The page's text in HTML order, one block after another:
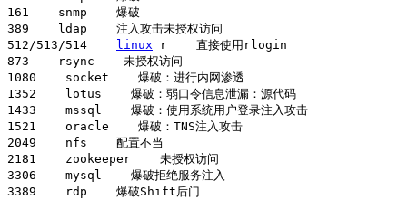
161    snmp    爆破
389    ldap    注入攻击未授权访问
512/513/514
linux r    直接使用rlogin
873    rsync    未授权访问
1080    socket    爆破：进行内网渗透
1352    lotus    爆破：弱口令信息泄漏：源代码
1433    mssql    爆破：使用系统用户登录注入攻击
1521    oracle    爆破：TNS注入攻击
2049    nfs    配置不当
2181    zookeeper    未授权访问
3306    mysql    爆破拒绝服务注入
3389    rdp    爆破Shift后门